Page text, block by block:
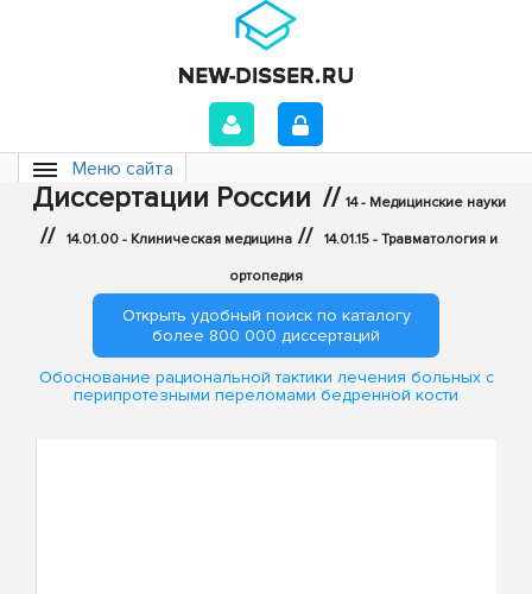
Меню сайта
Диссертации России // 14 - Медицинские науки
// 14.01.00 - Клиническая медицина // 14.01.15 - Травматология и
ортопедия
Открыть удобный поиск по каталогу
более 800 000 диссертаций
Обоснование рациональной тактики лечения больных с
перипротезными переломами бедренной кости